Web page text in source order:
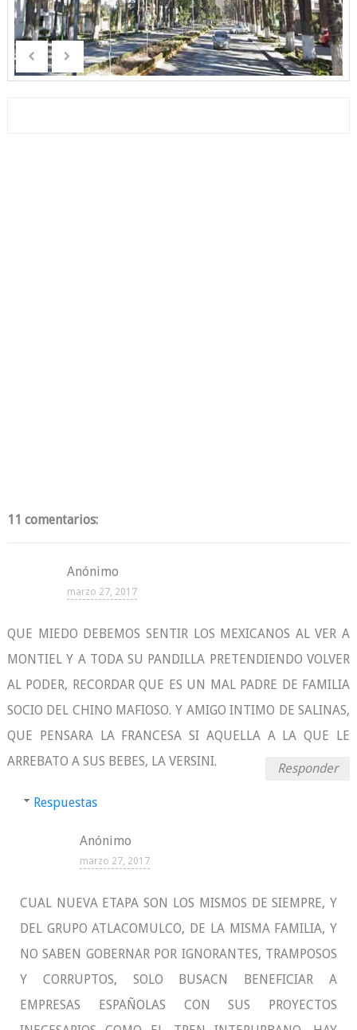
11 comentarios:
Anónimo
marzo 27, 2017
QUE MIEDO DEBEMOS SENTIR LOS MEXICANOS AL VER A
MONTIEL Y A TODA SU PANDILLA PRETENDIENDO VOLVER
AL PODER, RECORDAR QUE ES UN MAL PADRE DE FAMILIA
SOCIO DEL CHINO MAFIOSO. Y AMIGO INTIMO DE SALINAS,
QUE PENSARA LA FRANCESA SI AQUELLA A LA QUE LE
ARREBATO A SUS BEBES, LA VERSINI.
Responder
Respuestas
Anónimo
marzo 27, 2017
CUAL NUEVA ETAPA SON LOS MISMOS DE SIEMPRE, Y
DEL GRUPO ATLACOMULCO, DE LA MISMA FAMILIA, Y
NO SABEN GOBERNAR POR IGNORANTES, TRAMPOSOS
Y CORRUPTOS, SOLO BUSACN BENEFICIAR A
EMPRESAS ESPAÑOLAS CON SUS PROYECTOS